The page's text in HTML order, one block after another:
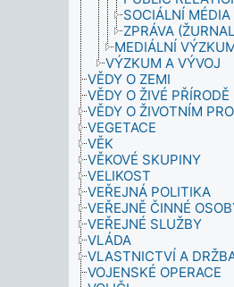
SOCIÁLNÍ MÉDIA
ZPRÁVA
MEDIÁLNÍ
VÝZKUM A VÝVOJ
VĚDY O ZEMI
VĚDY O ŽIVÉ PŘÍRODĚ
VĚDY O ŽIVOTNÍM
VEGETACE
VĚK
VĚKOVÉ SKUPINY
VELIKOST
VEŘEJNÁ POLITIKA
VEŘEJNĚ ČINNÉ
VEŘEJNÉ SLUŽBY
VLÁDA
VLASTNICTVÍ A
VOJENSKÉ OPERACE